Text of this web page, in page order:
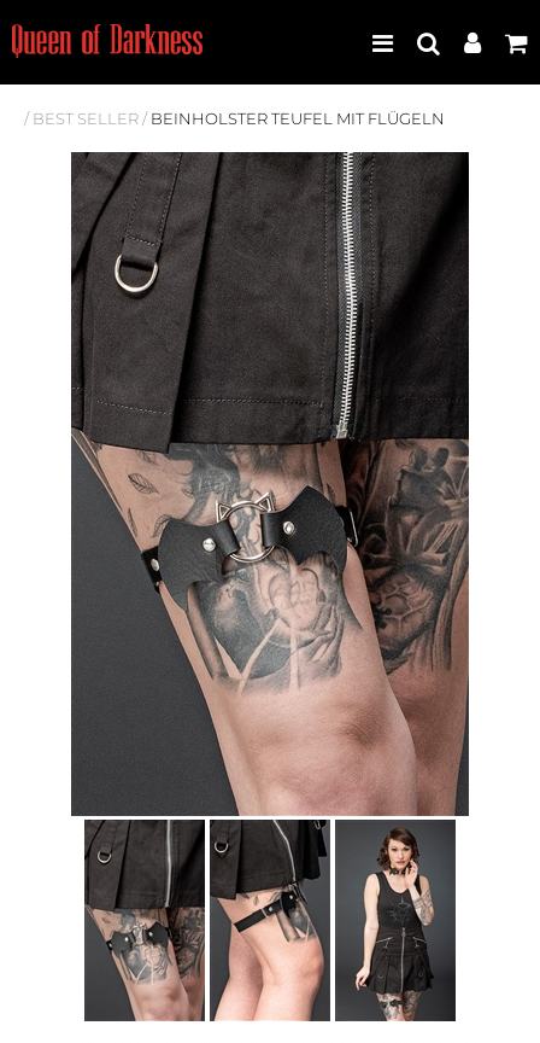
Best Seller
Neuheiten
Frauen
Männer
Plus Size
Store Leipzig
Accessoires
Sale
Gutscheine
/ BEST SELLER/ BEINHOLSTER TEUFEL MIT FLÜGELN